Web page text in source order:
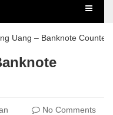
Uang – Banknote Counter
No Comments